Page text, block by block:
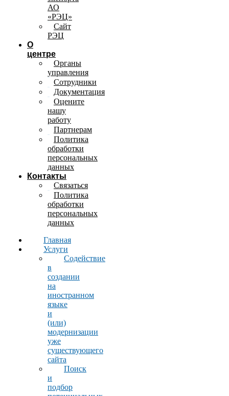
АО
«РЭЦ»
Сайт
РЭЦ
О
центре
Органы
управления
Сотрудники
Документация
Оцените
нашу
работу
Партнерам
Политика
обработки
персональных
данных
Контакты
Связаться
Политика
обработки
персональных
данных
Главная
Услуги
Содействие
в
создании
на
иностранном
языке
и
(или)
модернизации
уже
существующего
сайта
Поиск
и
подбор